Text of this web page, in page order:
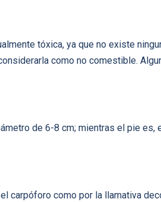
tóxica, ya que no existe
como no comestible.
de 6-8 cm; mientras el pie es,
carpóforo como por la llamativa